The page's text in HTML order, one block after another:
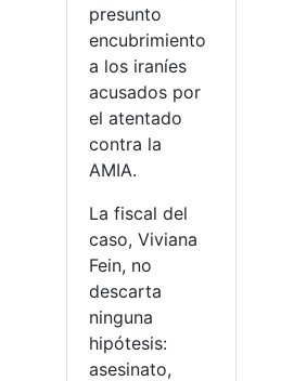
presunto
encubrimiento
a los iraníes
acusados por
el atentado
contra la
AMIA.
La fiscal del
caso, Viviana
Fein, no
descarta
ninguna
hipótesis:
asesinato,